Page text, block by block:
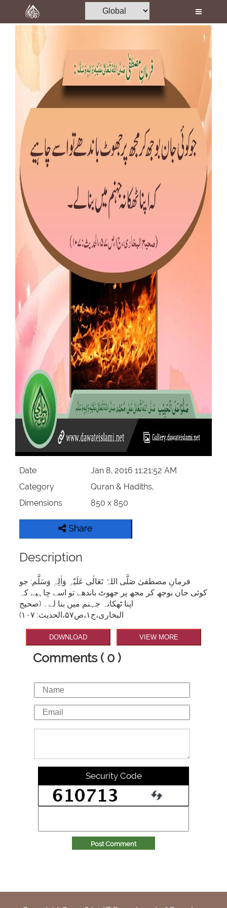
Home
Media
Madani Channel
Volunteer Portal
Rohani Ilaj
Donation
Blog
Magazine
Departments
Our Websites
Date
Jan 8, 2016 11:21:52 AM
Category
Quran & Hadiths,
Dimensions
850 x 850
Share
Description
فرمانِ مصطفیٰ صَلَّی اللہُ تَعَالٰی عَلَیْہِ وَاٰلِہٖ وَسَلَّم: جو
کوئی جان بوجھ کر مجھ پر جھوٹ باندھے تو اسے چاہیے کہ
اپنا ٹھکانہ جہنم میں بنا لے۔ (صحیح
البخاری،ج۱،ص۵۷،الحدیث: ۱۰۷)
DOWNLOAD VIEW MORE
Comments ( 0 )
Security Code
Post Comment